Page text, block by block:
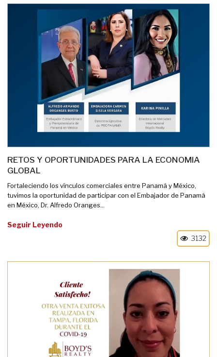
RETOS Y OPORTUNIDADES PARA LA ECONOMIA
GLOBAL
Fortaleciendo los vínculos comerciales entre Panamá y México,
tuvimos la oportunidad de participar con el Embajador de Panamá
en México, Dr. Alfredo Oranges...
Seguir Leyendo
3132